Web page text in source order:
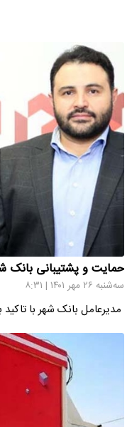
حمایت و پشتیبانی بانک
سه‌شنبه ۲۶ مهر ۱۴۰۱ | ۸:۳۱
مدیرعامل بانک شهر با